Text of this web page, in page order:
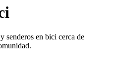
senderos en bici cerca de